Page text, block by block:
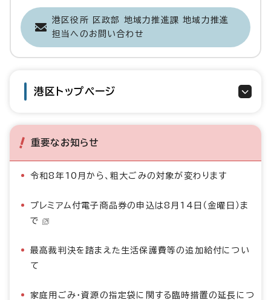
港区役所 区政部 地域力推進課 地域力推進
担当へのお問い合わせ
港区トップページ
重要なお知らせ
令和8年10月から、粗大ごみの対象が変わります
プレミアム付電子商品券の申込は8月14日（金曜日）ま
で
最高裁判決を踏まえた生活保護費等の追加給付につい
て
家庭用ごみ・資源の指定袋に関する臨時措置の延長につ